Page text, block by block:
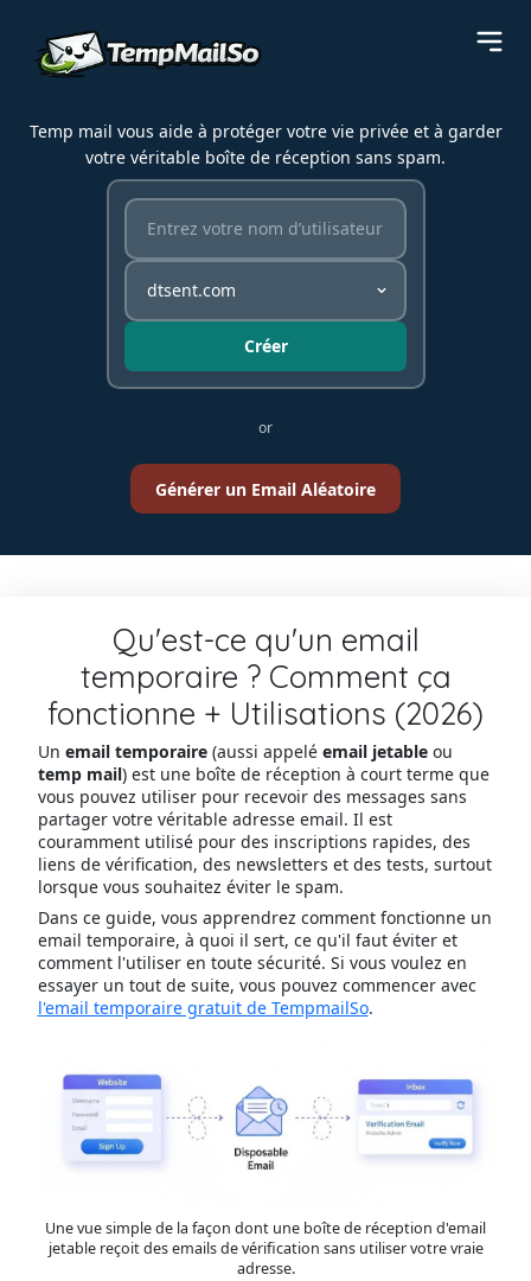
Temp mail vous aide à protéger votre vie privée et à garder
votre véritable boîte de réception sans spam.
Créer
or
Générer un Email Aléatoire
Qu'est-ce qu'un email
temporaire ? Comment ça
fonctionne + Utilisations (2026)
Un email temporaire(aussi appelé email jetableou
temp mail) est une boîte de réception à court terme que
vous pouvez utiliser pour recevoir des messages sans
partager votre véritable adresse email. Il est
couramment utilisé pour des inscriptions rapides, des
liens de vérification, des newsletters et des tests, surtout
lorsque vous souhaitez éviter le spam.
Dans ce guide, vous apprendrez comment fonctionne un
email temporaire, à quoi il sert, ce qu'il faut éviter et
comment l'utiliser en toute sécurité. Si vous voulez en
essayer un tout de suite, vous pouvez commencer avec
l'email temporaire gratuit de TempmailSo.
Une vue simple de la façon dont une boîte de réception d'email
jetable reçoit des emails de vérification sans utiliser votre vraie
adresse.